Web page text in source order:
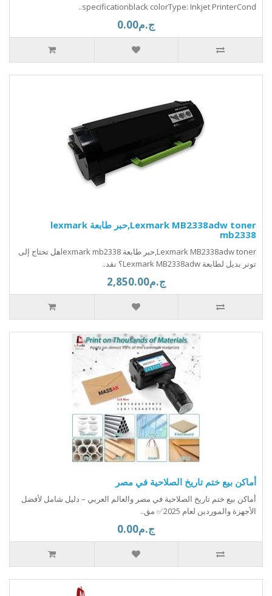
specificationblack colorType: Inkjet PrinterCond..
ج.م0.00
Lexmark MB2338adw toner,حبر طابعة lexmark
mb2338
Lexmark MB2338adw toner,حبر طابعة lexmark mb2338هل تحتاج إلى
تونر بديل لطابعة Lexmark MB2338adw؟ نقد..
ج.م2,850.00
أماكن بيع ختم تاريخ الصلاحية في مصر
أماكن بيع ختم تاريخ الصلاحية في مصر والعالم العربي – دليل شامل لأفضل
الأجهزة والموردين لعام 2025✅ مق..
ج.م0.00